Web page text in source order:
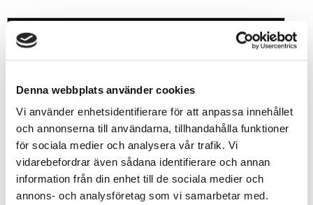
Denna webbplats använder cookies
Vi använder enhetsidentifierare för att anpassa innehållet
och annonserna till användarna, tillhandahålla funktioner
för sociala medier och analysera vår trafik. Vi
vidarebefordrar även sådana identifierare och annan
information från din enhet till de sociala medier och
annons- och analysföretag som vi samarbetar med.
Lägg till i favoriter
Lagerstatus
Slutsåld
Artikelnr
Allmänt